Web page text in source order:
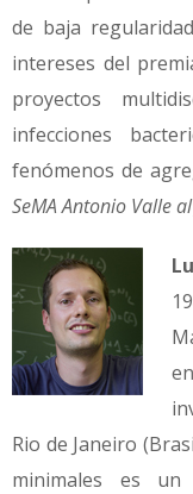
de baja
intereses del
proyectos
infecciones
fenómenos de
SeMA Antonio Valle
Rio de Janeiro
minimales es